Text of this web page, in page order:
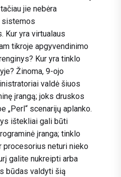
jie nebėra
sistemos
Kur yra virtualaus
tikroje apgyvendinimo
Kur yra tinklo
Žinoma, 9-ojo
valdė šiuos
įrangą; joks druskos
„Perl“ scenarijų aplanko.
ištekliai gali būti
įranga; tinklo
procesorius neturi nieko
galite nukreipti arba
būdas valdyti šią